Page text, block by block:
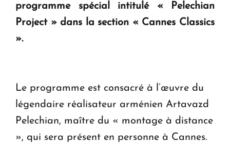
ouvrira ses portes à Dilijan
programme spécial intitulé « Pelechian
Project » dans la section « Cannes Classics
».
Le programme est consacré à l’œuvre du
légendaire réalisateur arménien Artavazd
Pelechian, maître du « montage à distance
», qui sera présent en personne à Cannes.